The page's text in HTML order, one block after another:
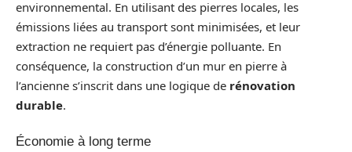
environnemental. En utilisant des pierres locales, les
émissions liées au transport sont minimisées, et leur
extraction ne requiert pas d’énergie polluante. En
conséquence, la construction d’un mur en pierre à
l’ancienne s’inscrit dans une logique de rénovation
durable.
Économie à long terme